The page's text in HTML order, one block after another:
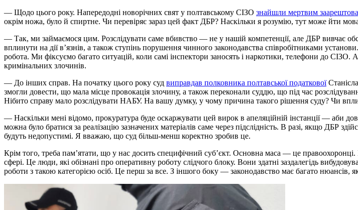
— Щодо цього року. Напередодні новорічних свят у полтавському СІЗО знайшли мертвим
окрім ножа, було й спиртне. Чи перевіряє зараз цей факт ДБР? Наскільки я розумію, тут може йти мова
— Так, ми займаємося цим. Розслідувати саме вбивство — не у нашій компетенції, але ДБР вивчає
вплинути на дії в’язнів, а також ступінь порушення чинного законодавства співробітниками
робота. Ми фіксуємо багато ситуацій, коли самі інспектори заносять і наркотики, телефони до СІЗО.
кримінальних злочинів.
— До інших справ. На початку цього року суд виправдав полковника полтавської податкової
змогли довести, що мала місце провокація злочину, а також переконали суддю, що під час
Нібито справу мало розслідувати НАБУ. На вашу думку, у чому причина такого рішення суду? Чи
— Наскільки мені відомо, прокуратура буде оскаржувати цей вирок в апеляційній інстанції — аби
можна було братися за реалізацію зазначених матеріалів саме через підслідність. В разі, якщо ДБР
будуть недопустимі. Я вважаю, що суд більш-менш коректно зробив це.
Крім того, треба пам’ятати, що у нас досить специфічний суб’єкт. Основна маса — це
сфері. Це люди, які обізнані про оперативну роботу слідчого блоку. Вони здатні заздалегідь
роботи з такою категорією осіб. Це перш за все. З іншого боку — законодавство має багато нюансів,